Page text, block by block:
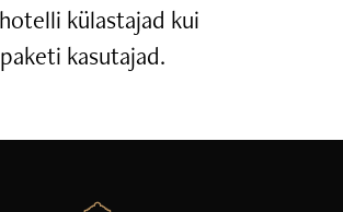
külastajad kui
kasutajad.